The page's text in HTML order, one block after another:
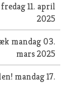
fredag 11. april
2025
mandag 03.
mars 2025
mandag 17.